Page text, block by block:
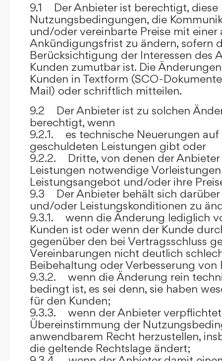
9.1 Der Anbieter ist berechtigt, diese
Nutzungsbedingungen, die
und/oder vereinbarte Preise mit einer
Ankündigungsfrist zu ändern, sofern
Berücksichtigung der Interessen des
Kunden zumutbar ist. Die
Kunden in Textform (SCO-
Mail) oder schriftlich mitteilen.
9.2 Der Anbieter ist zu solchen
berechtigt, wenn
9.2.1. es technische Neuerungen
geschuldeten Leistungen gibt oder
9.2.2. Dritte, von denen der Anbieter
Leistungen notwendige
Leistungsangebot und/oder ihre
9.3 Der Anbieter behält sich darüber
und/oder Leistungskonditionen zu
9.3.1. wenn die Änderung lediglich
Kunden ist oder wenn der Kunde
gegenüber den bei Vertragsschluss
Vereinbarungen nicht deutlich
Beibehaltung oder Verbesserung
9.3.2. wenn die Änderung rein
bedingt ist, es sei denn, sie haben
für den Kunden;
9.3.3. wenn der Anbieter verpflichtet
Übereinstimmung der
anwendbarem Recht herzustellen,
die geltende Rechtslage ändert;